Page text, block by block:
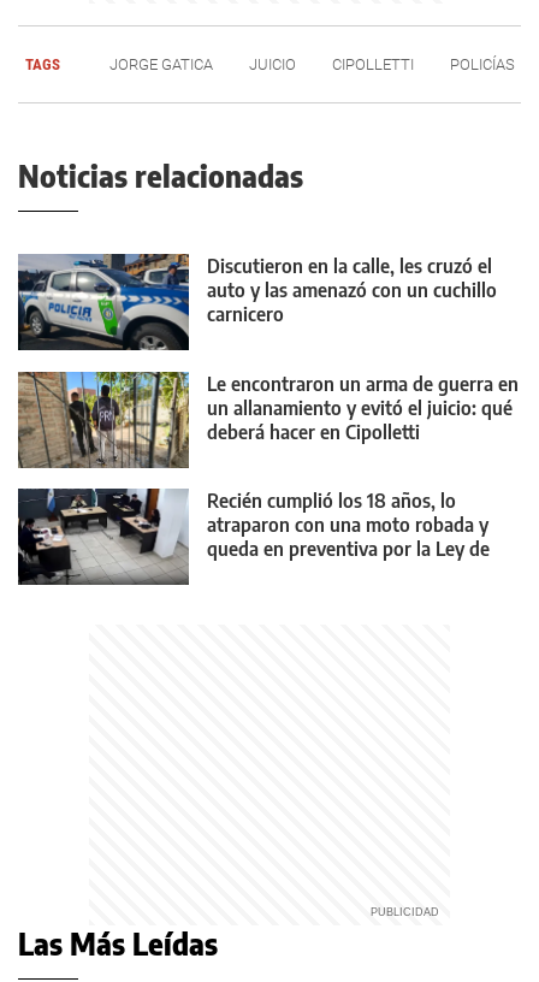
TAGS JORGE GATICA JUICIO CIPOLLETTI POLICÍAS
Noticias relacionadas
Discutieron en la calle, les cruzó el
auto y las amenazó con un cuchillo
carnicero
Le encontraron un arma de guerra en
un allanamiento y evitó el juicio: qué
deberá hacer en Cipolletti
Recién cumplió los 18 años, lo
atraparon con una moto robada y
queda en preventiva por la Ley de
Las Más Leídas